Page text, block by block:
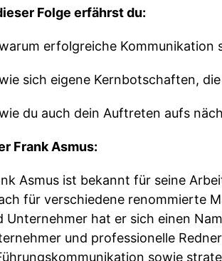
Folge erfährst du:
erfolgreiche Kommunikation
sich eigene Kernbotschaften,
du auch dein Auftreten aufs
Frank Asmus:
Asmus ist bekannt für seine
für verschiedene renommierte
Unternehmer hat er sich einen
und professionelle
sowie